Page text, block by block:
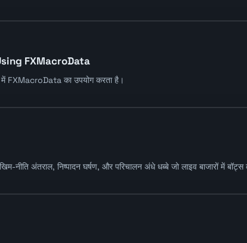
FXMacroData
FXMacroData का उपयोग करता है।
नीति अंतराल, निष्पादन घर्षण, और परिचालन अंधे धब्बे जो लाइव बाजारों में